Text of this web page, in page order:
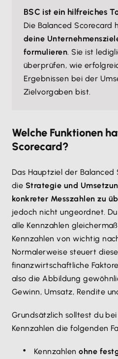
BSC ist ein hilfreiches
Die Balanced Scorecard
deine
formulieren. Sie ist
überprüfen, wie
Ergebnissen bei der
Zielvorgaben bist.
Welche Funktionen
Scorecard?
Das Hauptziel der
die Strategie und
konkreter Messzahlen zu
jedoch nicht ungeordnet.
alle Kennzahlen
Kennzahlen von wichtig
Normalerweise steuert
finanzwirtschaftliche
also die Abbildung
Gewinn, Umsatz, Rendite
Grundsätzlich solltest du
Kennzahlen die folgenden
Kennzahlenohne